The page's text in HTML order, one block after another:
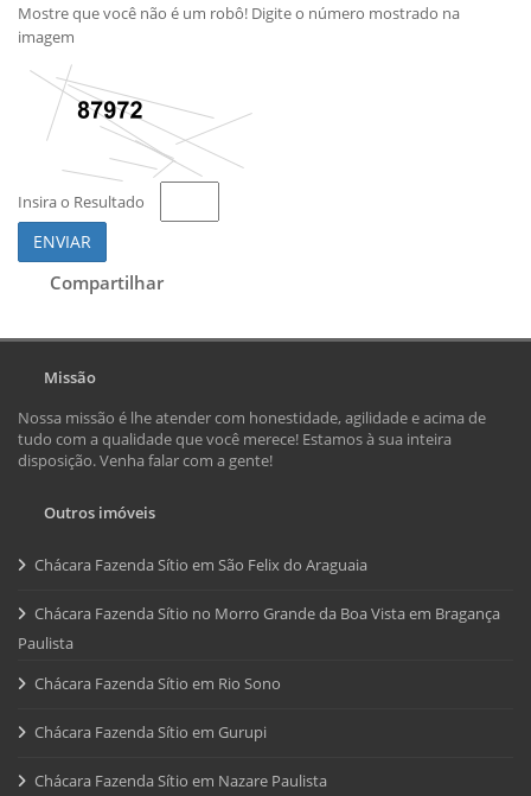
Mostre que você não é um robô! Digite o número mostrado na
imagem
Insira o Resultado
ENVIAR
Compartilhar
Missão
Nossa missão é lhe atender com honestidade, agilidade e acima de
tudo com a qualidade que você merece! Estamos à sua inteira
disposição. Venha falar com a gente!
Outros imóveis
Chácara Fazenda Sítio em São Felix do Araguaia
Chácara Fazenda Sítio no Morro Grande da Boa Vista em Bragança
Paulista
Chácara Fazenda Sítio em Rio Sono
Chácara Fazenda Sítio em Gurupi
Chácara Fazenda Sítio em Nazare Paulista